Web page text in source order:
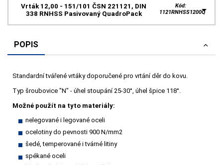
Vrták 12,00 - 151/101 ČSN 221121, DIN
338 RNHSS Pasivovaný QuadroPack
Kód:
1121RNHSS1200Q
POPIS
Standardní tvářené vrtáky doporučené pro vrtání děr do kovu.
Typ šroubovice "N" - úhel stoupání 25-30°, úhel špice 118°.
Možné použít na tyto materiály:
nelegované i legované oceli
ocelotiny do pevnosti 900 N/mm2
šedé, temperované i tvárné litiny
spékané oceli